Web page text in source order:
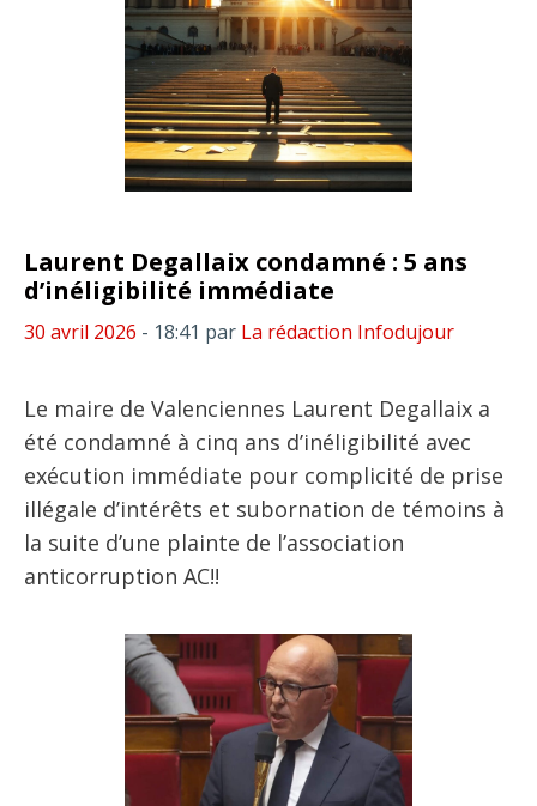
Laurent Degallaix condamné : 5 ans
d’inéligibilité immédiate
30 avril 2026 - 18:41 par La rédaction Infodujour
Le maire de Valenciennes Laurent Degallaix a
été condamné à cinq ans d’inéligibilité avec
exécution immédiate pour complicité de prise
illégale d’intérêts et subornation de témoins à
la suite d’une plainte de l’association
anticorruption AC!!